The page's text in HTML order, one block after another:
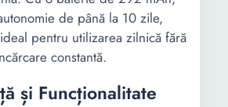
de până la 10 zile,
pentru utilizarea zilnică fără
constantă.
și Funcționalitate